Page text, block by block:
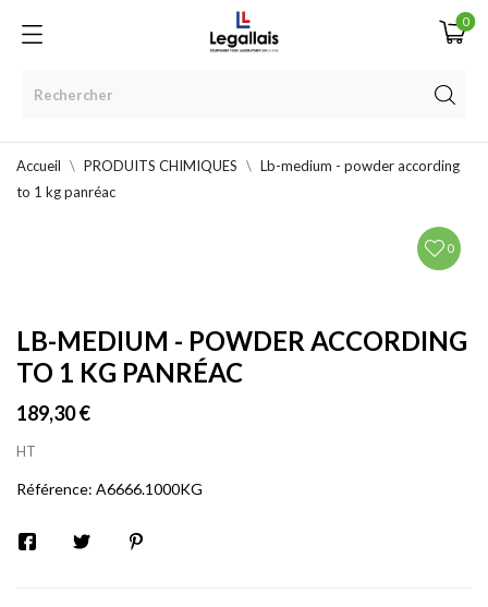
0
Accueil PRODUITS CHIMIQUES
Lb-medium - powder according
to 1 kg panréac
0
LB-MEDIUM - POWDER ACCORDING
TO 1 KG PANRÉAC
189,30 €
HT
Référence: A6666.1000KG